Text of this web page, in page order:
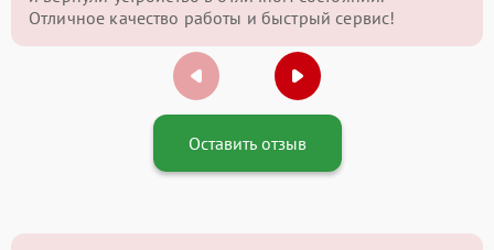
Отличное качество работы и быстрый сервис!
Оставить отзыв